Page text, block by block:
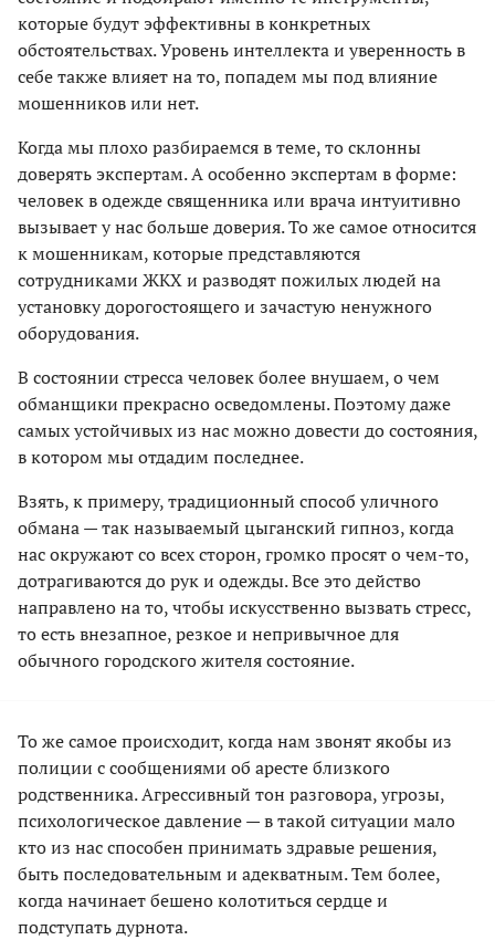
которые будут эффективны в конкретных
обстоятельствах. Уровень интеллекта и уверенность в
себе также влияет на то, попадем мы под влияние
мошенников или нет.
Когда мы плохо разбираемся в теме, то склонны
доверять экспертам. А особенно экспертам в форме:
человек в одежде священника или врача интуитивно
вызывает у нас больше доверия. То же самое относится
к мошенникам, которые представляются
сотрудниками ЖКХ и разводят пожилых людей на
установку дорогостоящего и зачастую ненужного
оборудования.
В состоянии стресса человек более внушаем, о чем
обманщики прекрасно осведомлены. Поэтому даже
самых устойчивых из нас можно довести до состояния,
в котором мы отдадим последнее.
Взять, к примеру, традиционный способ уличного
обмана — так называемый цыганский гипноз, когда
нас окружают со всех сторон, громко просят о чем-то,
дотрагиваются до рук и одежды. Все это действо
направлено на то, чтобы искусственно вызвать стресс,
то есть внезапное, резкое и непривычное для
обычного городского жителя состояние.
То же самое происходит, когда нам звонят якобы из
полиции с сообщениями об аресте близкого
родственника. Агрессивный тон разговора, угрозы,
психологическое давление — в такой ситуации мало
кто из нас способен принимать здравые решения,
быть последовательным и адекватным. Тем более,
когда начинает бешено колотиться сердце и
подступать дурнота.